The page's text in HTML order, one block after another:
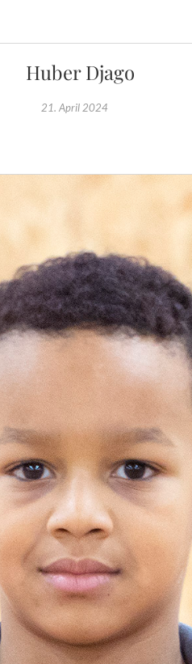
Huber Djago
21. April 2024